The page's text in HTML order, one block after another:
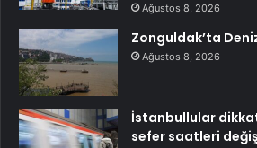
Ağustos 8, 2026
Zonguldak’ta
Ağustos 8, 2026
İstanbullular
sefer saatleri